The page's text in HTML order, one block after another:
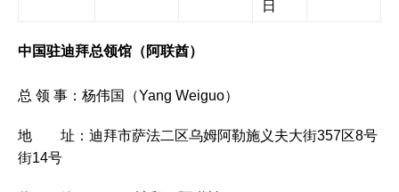
日
中国驻迪拜总领馆（阿联酋）
总 领 事：杨伟国（Yang Weiguo）
地 址：迪拜市萨法二区乌姆阿勒施义夫大街357区8号
街14号